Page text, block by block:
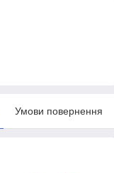
Умови повернення